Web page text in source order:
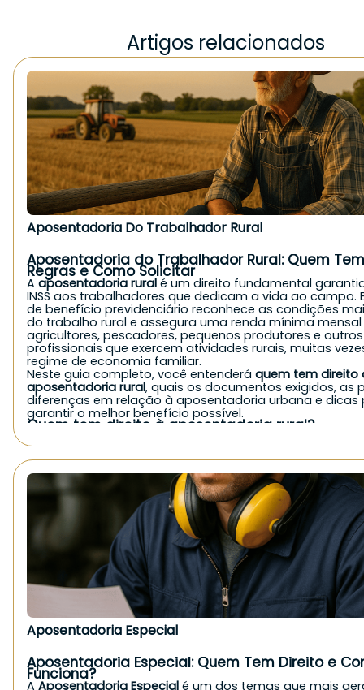
Artigos relacionados
Aposentadoria Do Trabalhador Rural
Aposentadoria do Trabalhador Rural: Quem
Regras e Como Solicitar
A aposentadoria rural é um direito fundamental
INSS aos trabalhadores que dedicam a vida ao campo.
de benefício previdenciário reconhece as condições
do trabalho rural e assegura uma renda mínima
agricultores, pescadores, pequenos produtores e outros
profissionais que exercem atividades rurais, muitas
regime de economia familiar.
Neste guia completo, você entenderá quem tem direito
aposentadoria rural, quais os documentos exigidos, as
diferenças em relação à aposentadoria urbana e dicas
garantir o melhor benefício possível.
Quem tem direito à aposentadoria rural?
exerce atividade no campo, seja de forma autônoma,
como empregado. Veja quem pode solicitar:
Agricultores e agricultoras familiares;
Pequenos produtores rurais;
Pescadores artesanais;
Trabalhadores rurais parceiros, arrendatários ou
Cônjuges e filhos que trabalham no campo em
Indígenas que comprovem atividade rural;
Boias-frias e diaristas rurais, mediante comprovação.
É importante destacar que, mesmo sem carteira
contribuições diretas, quem atua em regime de
pode ter direito ao benefício, desde que comprove a
Quais são os requisitos da aposentadoria rural?
Para solicitar a aposentadoria rural ao INSS, é
Idade mínima:
60 anos para homens
55 anos para mulheres
Aposentadoria Especial
Aposentadoria Especial: Quem Tem Direito e
Funciona?
A Aposentadoria Especial é um dos temas que mais